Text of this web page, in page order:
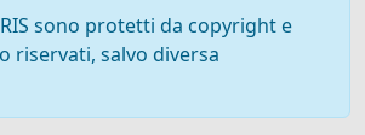
sono protetti da copyright e
riservati, salvo diversa